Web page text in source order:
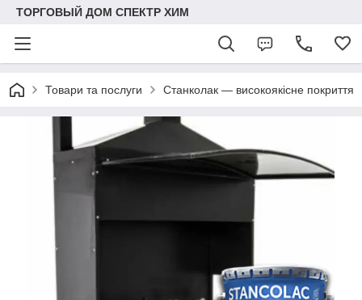
ТОРГОВЫЙ ДОМ СПЕКТР ХИМ
Товари та послуги Станколак — високоякісне покриття